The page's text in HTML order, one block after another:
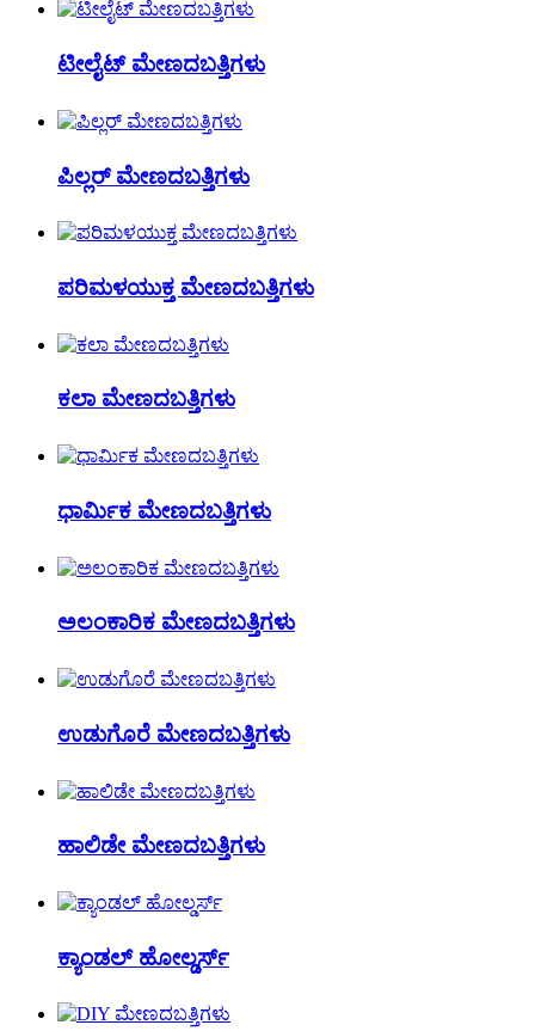
ಟೀಲೈಟ್ ಮೇಣದಬತ್ತಿಗಳು
ಪಿಲ್ಲರ್ ಮೇಣದಬತ್ತಿಗಳು
ಪರಿಮಳಯುಕ್ತ ಮೇಣದಬತ್ತಿಗಳು
ಕಲಾ ಮೇಣದಬತ್ತಿಗಳು
ಧಾರ್ಮಿಕ ಮೇಣದಬತ್ತಿಗಳು
ಅಲಂಕಾರಿಕ ಮೇಣದಬತ್ತಿಗಳು
ಉಡುಗೊರೆ ಮೇಣದಬತ್ತಿಗಳು
ಹಾಲಿಡೇ ಮೇಣದಬತ್ತಿಗಳು
ಕ್ಯಾಂಡಲ್ ಹೋಲ್ಡರ್ಸ್